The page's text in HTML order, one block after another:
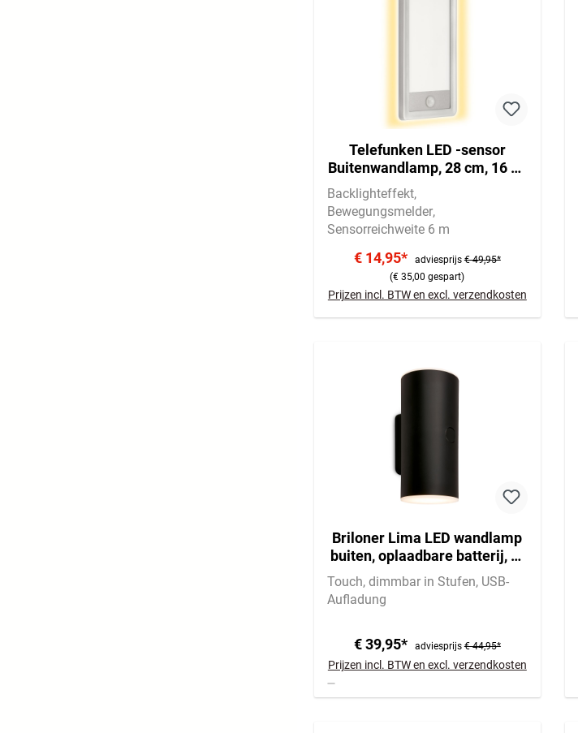
Telefunken LED -sensor
Buitenwandlamp, 28 cm, 16 W,
zilver
Backlighteffekt
Bewegungsmelder
Sensorreichweite 6 m
€ 14,95* adviesprijs€ 49,95*
(€ 35,00 gespart)
Prijzen incl. BTW en excl. verzendkosten
Briloner Lima LED wandlamp
buiten, oplaadbare batterij, 3-
staps touch dimmer, timer
Touch dimmbar in Stufen USB-
Aufladung
€ 39,95* adviesprijs€ 44,95*
Prijzen incl. BTW en excl. verzendkosten